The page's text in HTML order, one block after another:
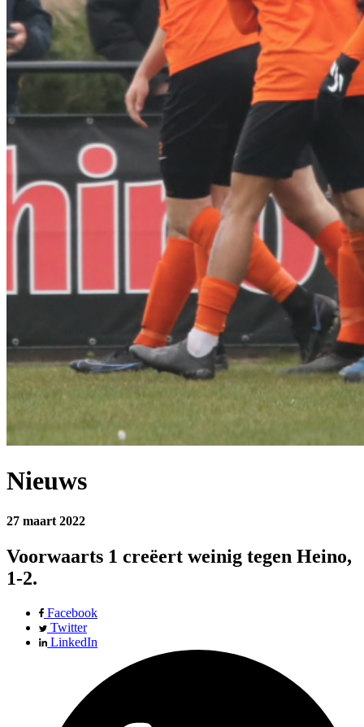
Nieuws
27 maart 2022
Voorwaarts 1 creëert weinig tegen Heino,
1-2.
Facebook
Twitter
LinkedIn